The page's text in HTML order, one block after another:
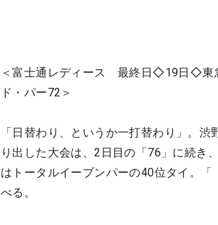
＜富士通レディース 最終日◇19日◇東
ド・パー72＞
「日替わり、というか一打替わり」。
り出した大会は、2日目の「76」に続き
はトータルイーブンパーの40位タイ。
べる。